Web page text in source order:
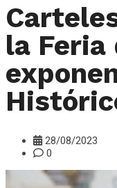
la Feria
28/08/2023
0